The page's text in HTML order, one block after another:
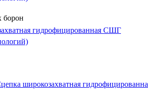
борон
гидрофицированная СШГ